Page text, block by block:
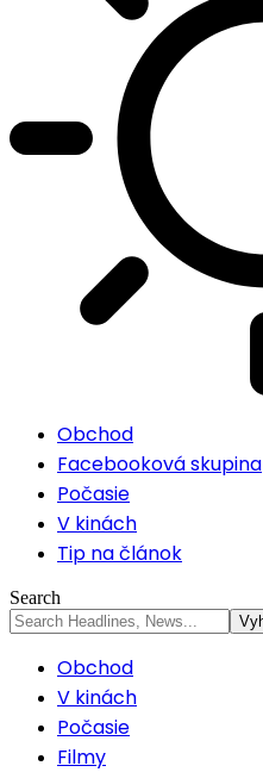
Obchod
Facebooková skupina
Počasie
V kinách
Tip na článok
Search
Obchod
V kinách
Počasie
Filmy